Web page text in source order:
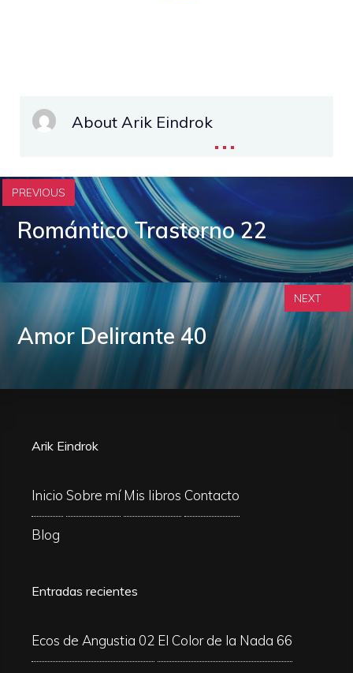
About Arik Eindrok...
PREVIOUS
Romántico Trastorno 22
Amor Delirante 40
NEXT
Arik Eindrok
Inicio Sobre mí Mis libros Contacto
Blog
Entradas recientes
Ecos de Angustia 02 El Color de la Nada 66